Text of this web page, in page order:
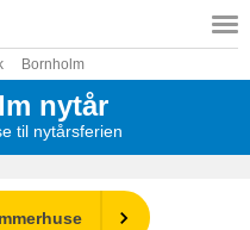
Bornholm
nytår
til nytårsferien